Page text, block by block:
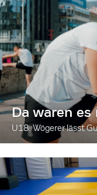
Da waren
U18: Wögerer lässt